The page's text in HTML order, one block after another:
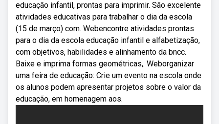
educação infantil, prontas para imprimir. São excelente
atividades educativas para trabalhar o dia da escola
(15 de março) com. Webencontre atividades prontas
para o dia da escola educação infantil e alfabetização,
com objetivos, habilidades e alinhamento da bncc.
Baixe e imprima formas geométricas,. Weborganizar
uma feira de educação: Crie um evento na escola onde
os alunos podem apresentar projetos sobre o valor da
educação, em homenagem aos.